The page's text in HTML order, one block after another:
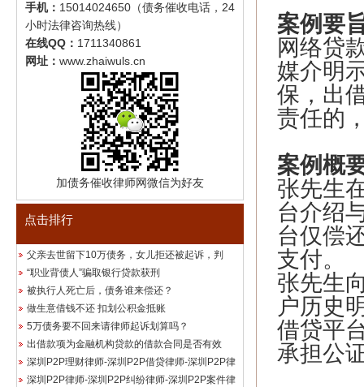
手机： 15014024650（债务催收电话，24
小时法律咨询热线）
在线QQ： 1711340861
网址： www.zhaiwuls.cn
加债务催收律师网微信为好友
点击排行
父亲去世留下10万债务，女儿拒还被起诉，判
“职业背债人”骗取银行贷款获刑
被执行人死亡后，债务谁来偿还？
做生意借钱不还 扣划公积金抵账
5万债务要不回来请律师起诉划算吗？
出借款项为金融机构贷款的借款合同是否有效
深圳P2P理财律师-深圳P2P借贷律师-深圳P2P律
深圳P2P律师-深圳P2P纠纷律师-深圳P2P案件律
案例要
网络贷
媒介明
保，出
责任的
案例概
张先生
台介绍
台仅偿
支付。
张先生
户历史
借贷平
承担公